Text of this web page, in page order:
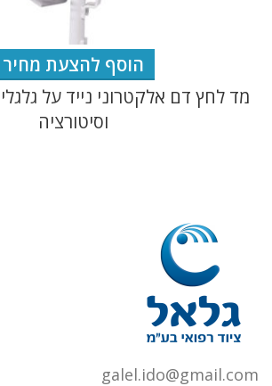
הוסף להצעת מחיר
מד לחץ דם אלקטרוני נייד על
וסיטורציה
galel.ido@gmail.com